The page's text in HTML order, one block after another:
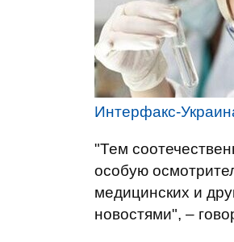
Интерфакс-
"Тем
особую
медицинских и
новостями", –